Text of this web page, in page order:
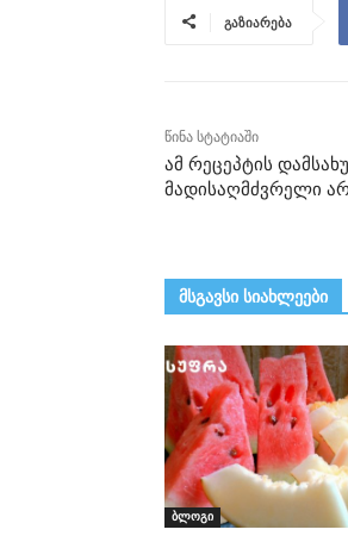
გაზიარება
წინა სტატიაში
ამ რეცეპტის
მადისაღმძვრელი
მსგავსი სიახლეები
ბლოგი